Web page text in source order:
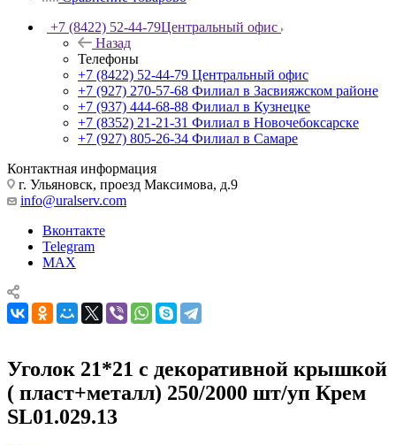
+7 (8422) 52-44-79Центральный офис
Назад
Телефоны
+7 (8422) 52-44-79 Центральный офис
+7 (927) 270-57-68 Филиал в Засвияжском районе
+7 (937) 444-68-88 Филиал в Кузнецке
+7 (8352) 21-21-31 Филиал в Новочебоксарске
+7 (927) 805-26-34 Филиал в Самаре
Контактная информация
г. Ульяновск, проезд Максимова, д.9
info@uralserv.com
Вконтакте
Telegram
MAX
Уголок 21*21 с декоративной крышкой
( пласт+металл) 250/2000 шт/уп Крем
SL01.029.13